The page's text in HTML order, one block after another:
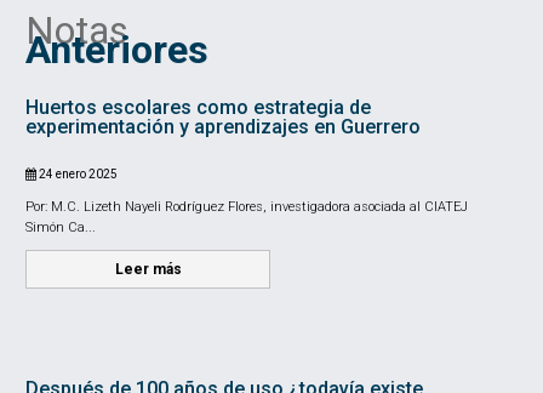
Notas
Anteriores
Huertos escolares como estrategia de
experimentación y aprendizajes en Guerrero
24 enero 2025
Por: M.C. Lizeth Nayeli Rodríguez Flores, investigadora asociada al CIATEJ
Simón Ca...
Leer más